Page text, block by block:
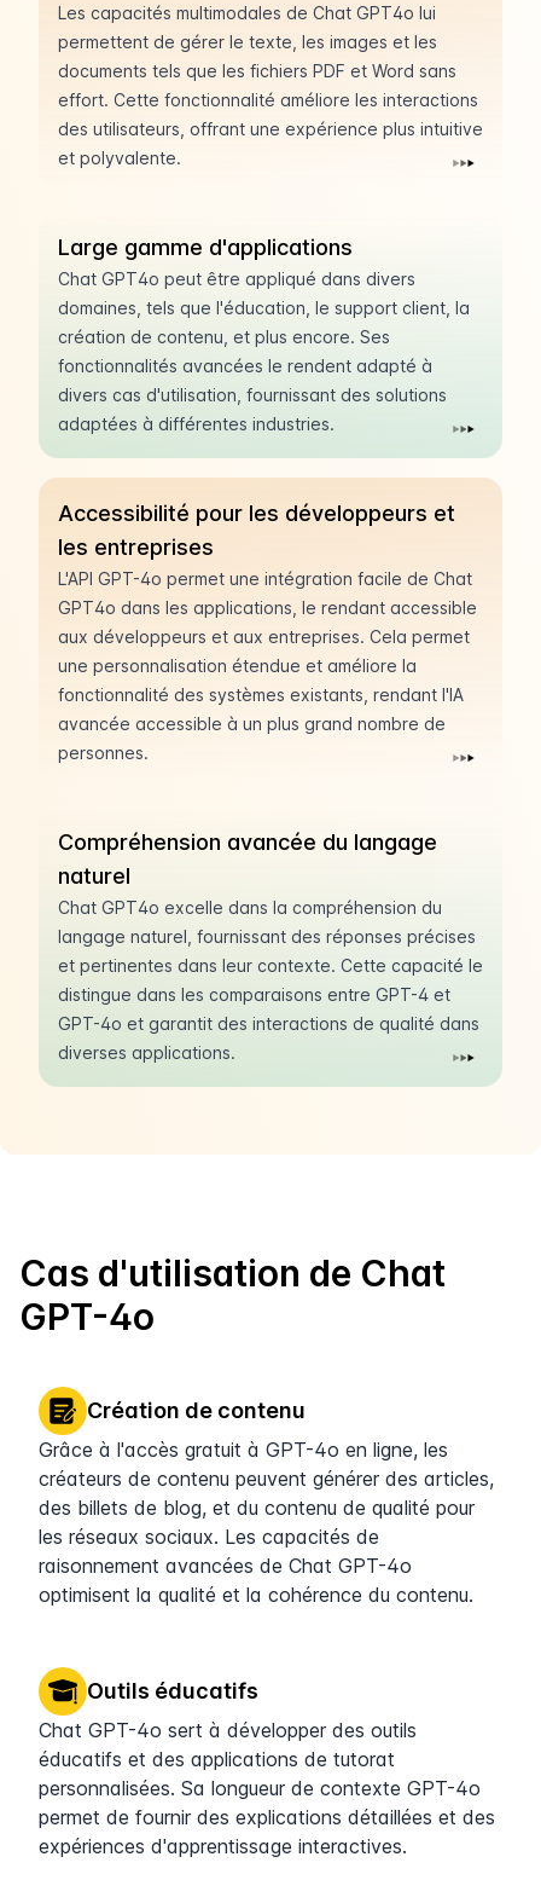
Les capacités multimodales de Chat GPT4o lui
permettent de gérer le texte, les images et les
documents tels que les fichiers PDF et Word sans
effort. Cette fonctionnalité améliore les interactions
des utilisateurs, offrant une expérience plus intuitive
et polyvalente.
Large gamme d'applications
Chat GPT4o peut être appliqué dans divers
domaines, tels que l'éducation, le support client, la
création de contenu, et plus encore. Ses
fonctionnalités avancées le rendent adapté à
divers cas d'utilisation, fournissant des solutions
adaptées à différentes industries.
Accessibilité pour les développeurs et
les entreprises
L'API GPT-4o permet une intégration facile de Chat
GPT4o dans les applications, le rendant accessible
aux développeurs et aux entreprises. Cela permet
une personnalisation étendue et améliore la
fonctionnalité des systèmes existants, rendant l'IA
avancée accessible à un plus grand nombre de
personnes.
Compréhension avancée du langage
naturel
Chat GPT4o excelle dans la compréhension du
langage naturel, fournissant des réponses précises
et pertinentes dans leur contexte. Cette capacité le
distingue dans les comparaisons entre GPT-4 et
GPT-4o et garantit des interactions de qualité dans
diverses applications.
Cas d'utilisation de Chat
GPT-4o
Création de contenu
Grâce à l'accès gratuit à GPT-4o en ligne, les
créateurs de contenu peuvent générer des articles,
des billets de blog, et du contenu de qualité pour
les réseaux sociaux. Les capacités de
raisonnement avancées de Chat GPT-4o
optimisent la qualité et la cohérence du contenu.
Outils éducatifs
Chat GPT-4o sert à développer des outils
éducatifs et des applications de tutorat
personnalisées. Sa longueur de contexte GPT-4o
permet de fournir des explications détaillées et des
expériences d'apprentissage interactives.